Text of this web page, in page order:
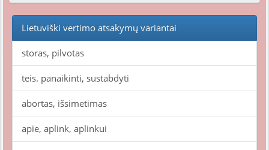
Lietuviški vertimo atsakymų variantai
storas, pilvotas
teis. panaikinti, sustabdyti
abortas, išsimetimas
apie, aplink, aplinkui